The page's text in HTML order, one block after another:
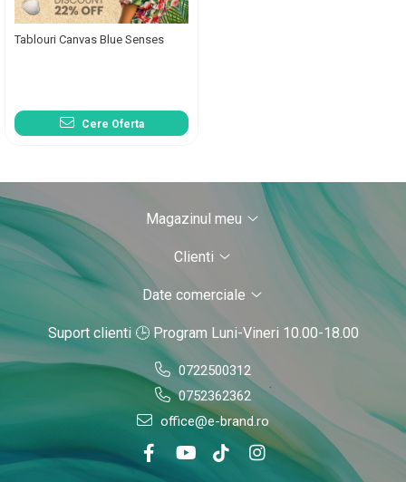
Tablouri Canvas Blue Senses
Cere Oferta
Magazinul meu
Clienti
Date comerciale
Suport clienti 🕒 Program Luni-Vineri 10.00-18.00
0722500312
0752362362
office@e-brand.ro